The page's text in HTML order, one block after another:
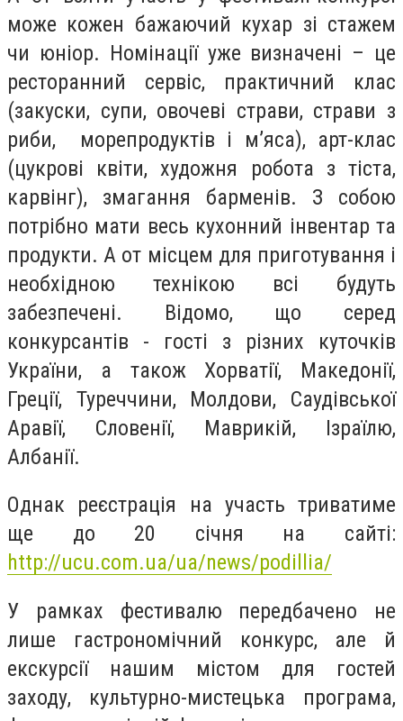
може кожен бажаючий кухар зі стажем
чи юніор. Номінації уже визначені – це
ресторанний сервіс, практичний клас
(закуски, супи, овочеві страви, страви з
риби, морепродуктів і м’яса), арт-клас
(цукрові квіти, художня робота з тіста,
карвінг), змагання барменів. З собою
потрібно мати весь кухонний інвентар та
продукти. А от місцем для приготування і
необхідною технікою всі будуть
забезпечені. Відомо, що серед
конкурсантів - гості з різних куточків
України, а також Хорватії, Македонії,
Греції, Туреччини, Молдови, Саудівської
Аравії, Словенії, Маврикій, Ізраїлю,
Албанії.
Однак реєстрація на участь триватиме
ще до 20 січня на сайті:
http://ucu.com.ua/ua/news/podillia/
У рамках фестивалю передбачено не
лише гастрономічний конкурс, але й
екскурсії нашим містом для гостей
заходу, культурно-мистецька програма,